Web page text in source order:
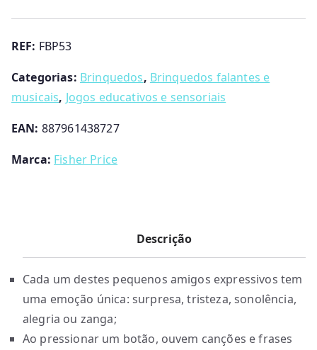
REF: FBP53
Categorias: Brinquedos, Brinquedos falantes e
musicais, Jogos educativos e sensoriais
EAN: 887961438727
Marca: Fisher Price
Descrição
Cada um destes pequenos amigos expressivos tem
uma emoção única: surpresa, tristeza, sonolência,
alegria ou zanga;
Ao pressionar um botão, ouvem canções e frases